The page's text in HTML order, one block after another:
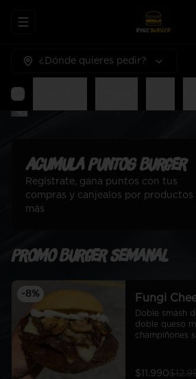
Abrir menu de navegación
¿Dónde quieres pedir?
Promociones
Acumula Puntos Burger
Regístrate, gana puntos con tus
compras y canjealos por productos
más
Promo Burger Semanal
-8% Fungi
Doble smash
doble queso
champiñones
$11.990